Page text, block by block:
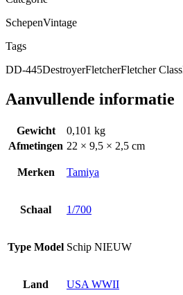
SchepenVintage
Tags
DD-445DestroyerFletcherFletcher Class
Aanvullende informatie
Gewicht
0,101 kg
Afmetingen 22 × 9,5 × 2,5 cm
Merken Tamiya
Schaal 1/700
Type Model Schip NIEUW
Land USA WWII